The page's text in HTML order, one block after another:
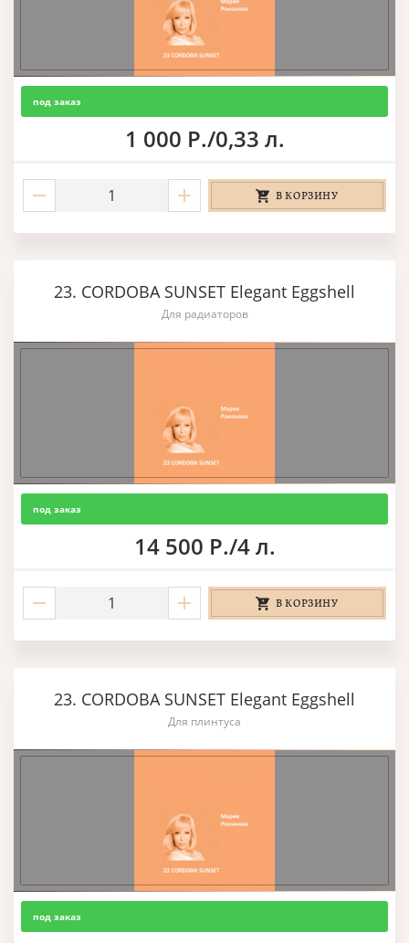
под заказ
1 000 Р./0,33 л.
В КОРЗИНУ
23. CORDOBA SUNSET Elegant Eggshell
Для радиаторов
под заказ
14 500 Р./4 л.
В КОРЗИНУ
23. CORDOBA SUNSET Elegant Eggshell
Для плинтуса
под заказ